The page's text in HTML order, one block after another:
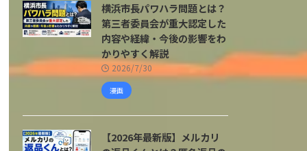
横浜市長パワハラ問題とは？
第三者委員会が重大認定した
内容や経緯・今後の影響をわ
かりやすく解説
2026/7/30
漫画
【2026年最新版】メルカリ